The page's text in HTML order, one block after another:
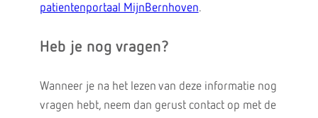
patientenportaal MijnBernhoven.
Heb je nog vragen?
Wanneer je na het lezen van deze informatie nog
vragen hebt, neem dan gerust contact op met de